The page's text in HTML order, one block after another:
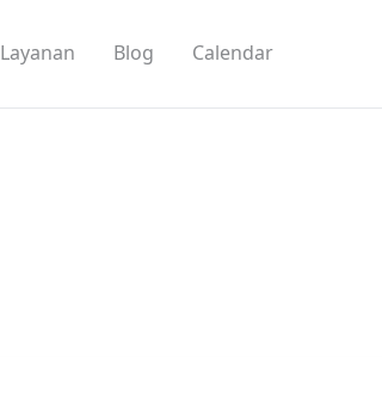
Layanan Blog Calendar